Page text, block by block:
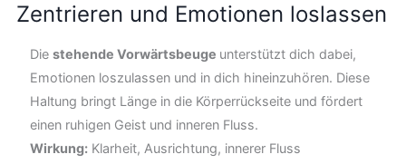
Zentrieren und Emotionen loslassen
Diestehende Vorwärtsbeuge unterstützt dich dabei,
Emotionen loszulassen und in dich hineinzuhören. Diese
Haltung bringt Länge in die Körperrückseite und fördert
einen ruhigen Geist und inneren Fluss.
Wirkung: Klarheit, Ausrichtung, innerer Fluss